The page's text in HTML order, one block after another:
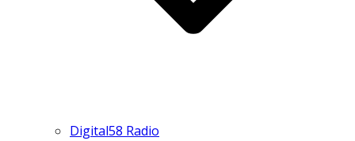
Digital58 Radio